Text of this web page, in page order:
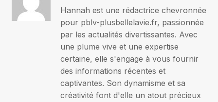
Hannah est une rédactrice chevronnée
pour pblv-plusbellelavie.fr, passionnée
par les actualités divertissantes. Avec
une plume vive et une expertise
certaine, elle s'engage à vous fournir
des informations récentes et
captivantes. Son dynamisme et sa
créativité font d'elle un atout précieux